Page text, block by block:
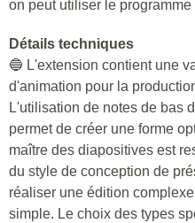
on peut utiliser le programme
Détails techniques
🔵 L'extension contient une
d'animation pour la
L'utilisation de notes de bas
permet de créer une forme
maître des diapositives est
du style de conception de
réaliser une édition
simple. Le choix des types